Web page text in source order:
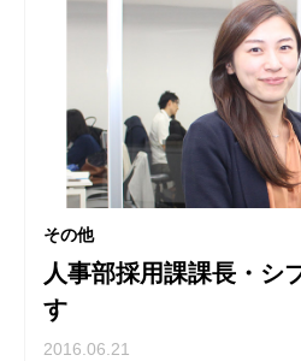
その他
人事部採用課課長・シ
す
2016.06.21